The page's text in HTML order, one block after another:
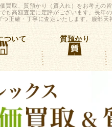
買取、質預かり（質入れ）をお考えの
も高額査定に定評がございます。長年
つ正確・丁寧に査定いたします。服部
ついて
質預かり